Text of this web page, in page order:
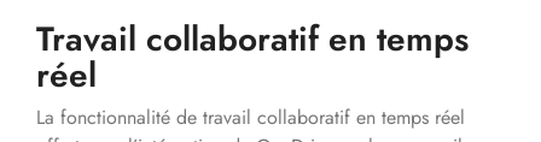
Travail collaboratif en temps
réel
La fonctionnalité de travail collaboratif en temps réel